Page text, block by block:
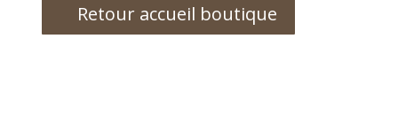
Retour accueil boutique